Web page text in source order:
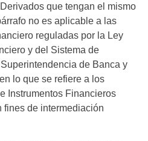
que tengan el mismo
no es aplicable a las
reguladas por la Ley
y del Sistema de
de Banca y
lo que se refiere a los
Instrumentos Financieros
fines de intermediación